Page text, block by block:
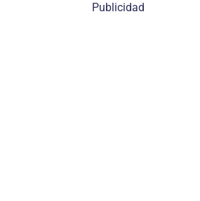
Publicidad